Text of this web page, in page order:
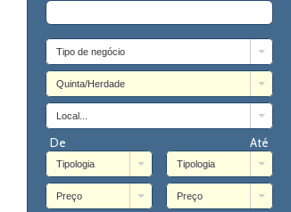
Tipo de negócio
Quinta/Herdade
Local...
De Até
Tipologia Tipologia
Preço Preço